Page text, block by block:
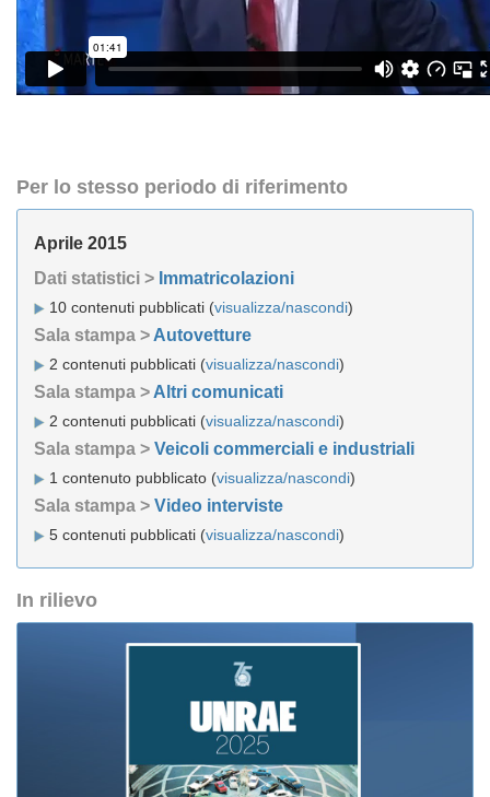
Per lo stesso periodo di riferimento
Aprile 2015
Dati statistici > Immatricolazioni
10 contenuti pubblicati (visualizza/nascondi)
Sala stampa > Autovetture
2 contenuti pubblicati (visualizza/nascondi)
Sala stampa > Altri comunicati
2 contenuti pubblicati (visualizza/nascondi)
Sala stampa > Veicoli commerciali e industriali
1 contenuto pubblicato (visualizza/nascondi)
Sala stampa > Video interviste
5 contenuti pubblicati (visualizza/nascondi)
In rilievo